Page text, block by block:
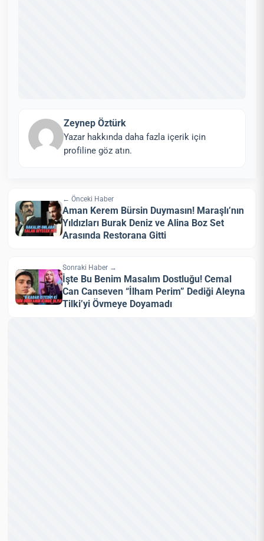
Zeynep Öztürk
Yazar hakkında daha fazla içerik için
profiline göz atın.
← Önceki Haber
Aman Kerem Bürsin Duymasın! Maraşlı’nın
Yıldızları Burak Deniz ve Alina Boz Set
Arasında Restorana Gitti
Sonraki Haber →
İşte Bu Benim Masalım Dostluğu! Cemal
Can Canseven “İlham Perim” Dediği Aleyna
Tilki’yi Övmeye Doyamadı